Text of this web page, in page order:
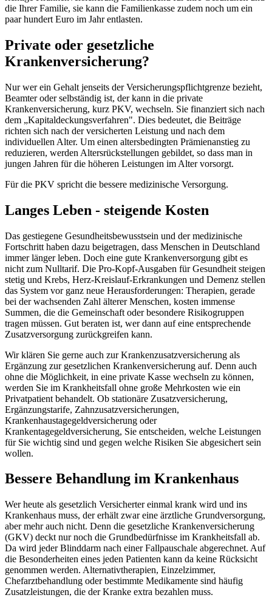
die Ihrer Familie, sie kann die Familienkasse zudem noch um ein
paar hundert Euro im Jahr entlasten.
Private oder gesetzliche
Krankenversicherung?
Nur wer ein Gehalt jenseits der Versicherungspflichtgrenze bezieht,
Beamter oder selbständig ist, der kann in die private
Krankenversicherung, kurz PKV, wechseln. Sie finanziert sich nach
dem „Kapitaldeckungsverfahren". Dies bedeutet, die Beiträge
richten sich nach der versicherten Leistung und nach dem
individuellen Alter. Um einen altersbedingten Prämienanstieg zu
reduzieren, werden Altersrückstellungen gebildet, so dass man in
jungen Jahren für die höheren Leistungen im Alter vorsorgt.
Für die PKV spricht die bessere medizinische Versorgung.
Langes Leben - steigende Kosten
Das gestiegene Gesundheitsbewusstsein und der medizinische
Fortschritt haben dazu beigetragen, dass Menschen in Deutschland
immer länger leben. Doch eine gute Krankenversorgung gibt es
nicht zum Nulltarif. Die Pro-Kopf-Ausgaben für Gesundheit steigen
stetig und Krebs, Herz-Kreislauf-Erkrankungen und Demenz stellen
das System vor ganz neue Herausforderungen: Therapien, gerade
bei der wachsenden Zahl älterer Menschen, kosten immense
Summen, die die Gemeinschaft oder besondere Risikogruppen
tragen müssen. Gut beraten ist, wer dann auf eine entsprechende
Zusatzversorgung zurückgreifen kann.
Wir klären Sie gerne auch zur Krankenzusatzversicherung als
Ergänzung zur gesetzlichen Krankenversicherung auf. Denn auch
ohne die Möglichkeit, in eine private Kasse wechseln zu können,
werden Sie im Krankheitsfall ohne große Mehrkosten wie ein
Privatpatient behandelt. Ob stationäre Zusatzversicherung,
Ergänzungstarife, Zahnzusatzversicherungen,
Krankenhaustagegeldversicherung oder
Krankentagegeldversicherung, Sie entscheiden, welche Leistungen
für Sie wichtig sind und gegen welche Risiken Sie abgesichert sein
wollen.
Bessere Behandlung im Krankenhaus
Wer heute als gesetzlich Versicherter einmal krank wird und ins
Krankenhaus muss, der erhält zwar eine ärztliche Grundversorgung,
aber mehr auch nicht. Denn die gesetzliche Krankenversicherung
(GKV) deckt nur noch die Grundbedürfnisse im Krankheitsfall ab.
Da wird jeder Blinddarm nach einer Fallpauschale abgerechnet. Auf
die Besonderheiten eines jeden Patienten kann da keine Rücksicht
genommen werden. Alternativtherapien, Einzelzimmer,
Chefarztbehandlung oder bestimmte Medikamente sind häufig
Zusatzleistungen, die der Kranke extra bezahlen muss.